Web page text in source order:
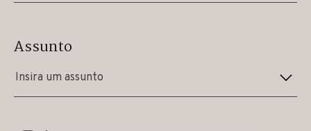
Assunto
Insira um assunto